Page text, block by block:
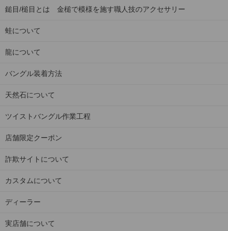
鎚目/槌目とは 金槌で模様を施す職人技のアクセサリー
蛙について
龍について
バングル装着方法
天然石について
ツイストバングル作業工程
店舗限定クーポン
詐欺サイトについて
カスタムについて
ディーラー
実店舗について